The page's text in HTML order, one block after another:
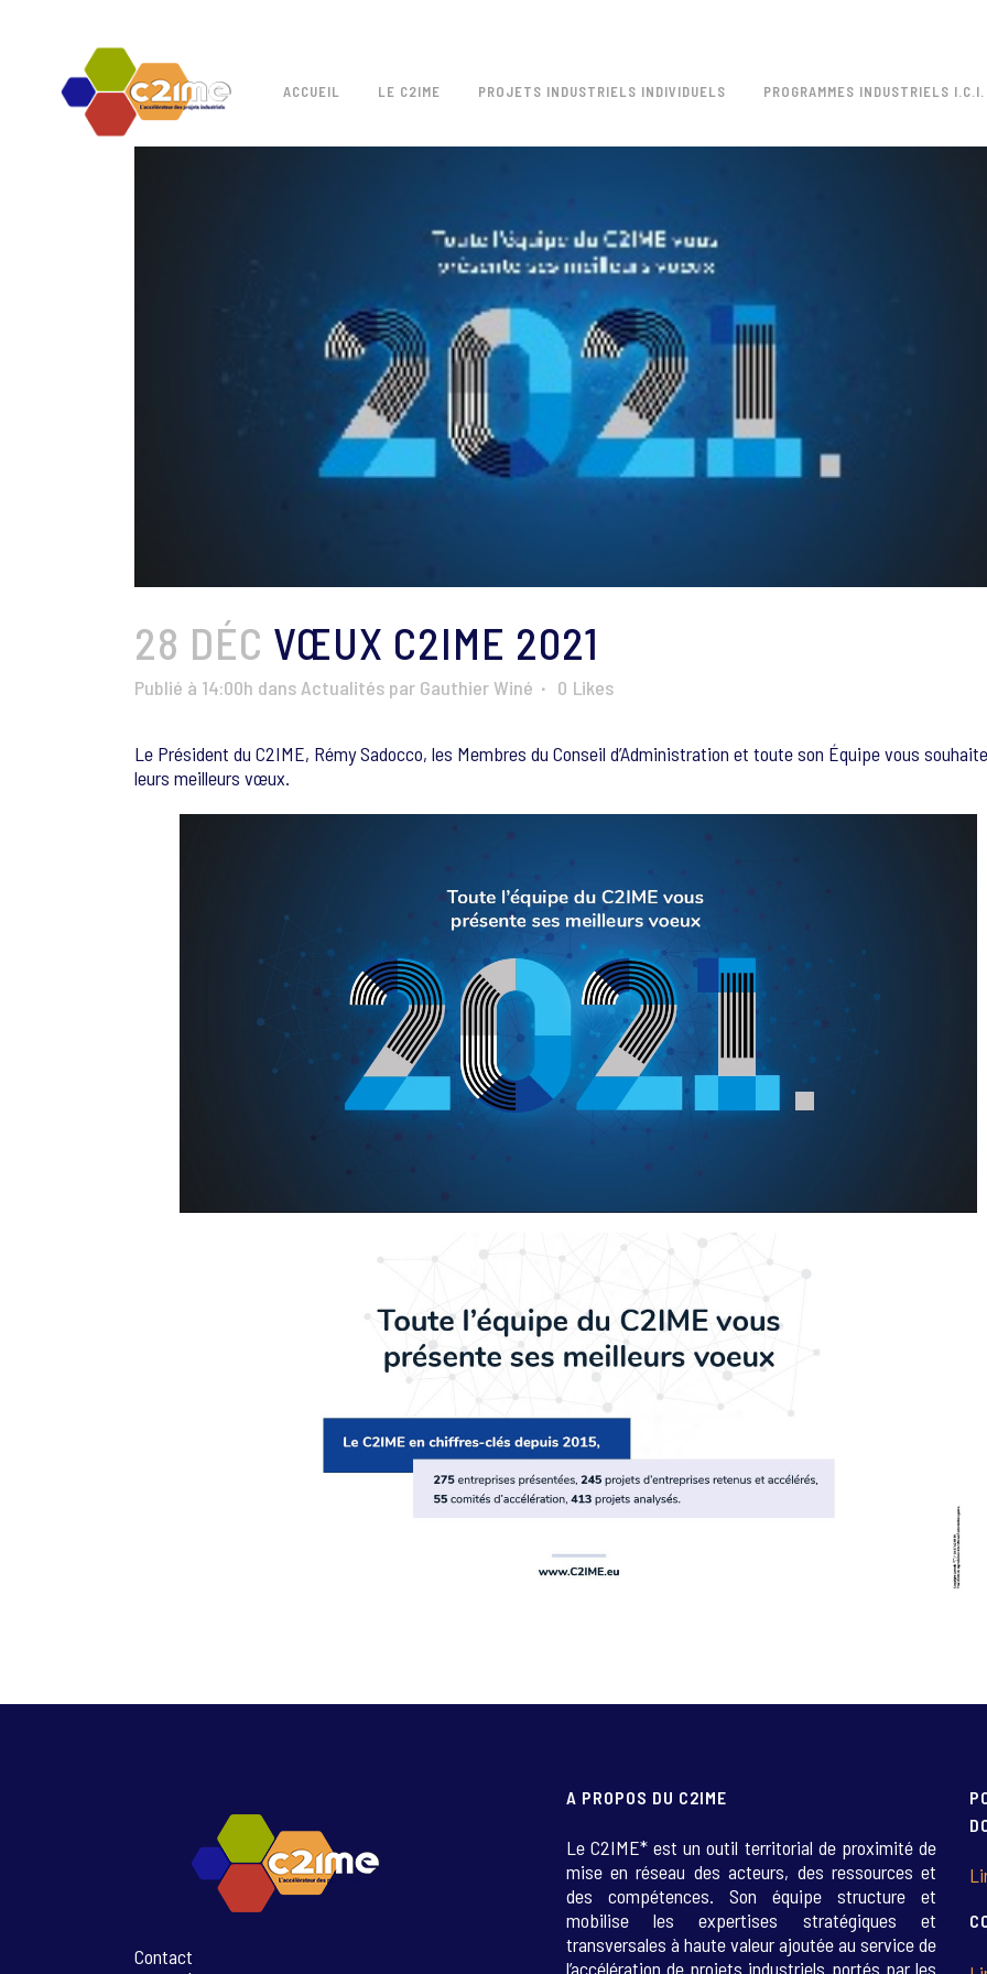
ACCUEIL LE C2IME PROJETS INDUSTRIELS INDIVIDUELS PROGRAMMES INDUSTRIELS
28 DÉC VŒUX C2IME 2021
Publié à 14:00h dans Actualités par Gauthier Winé 0 Likes
Le Président du C2IME, Rémy Sadocco, les Membres du Conseil d’Administration et toute son Équipe vous
leurs meilleurs vœux.
Contact
A PROPOS DU C2IME
Le C2IME* est un outil territorial de proximité de
mise en réseau des acteurs, des ressources et
des compétences. Son équipe structure et
mobilise les expertises stratégiques et
transversales à haute valeur ajoutée au service de
l’accélération de projets industriels portés par les